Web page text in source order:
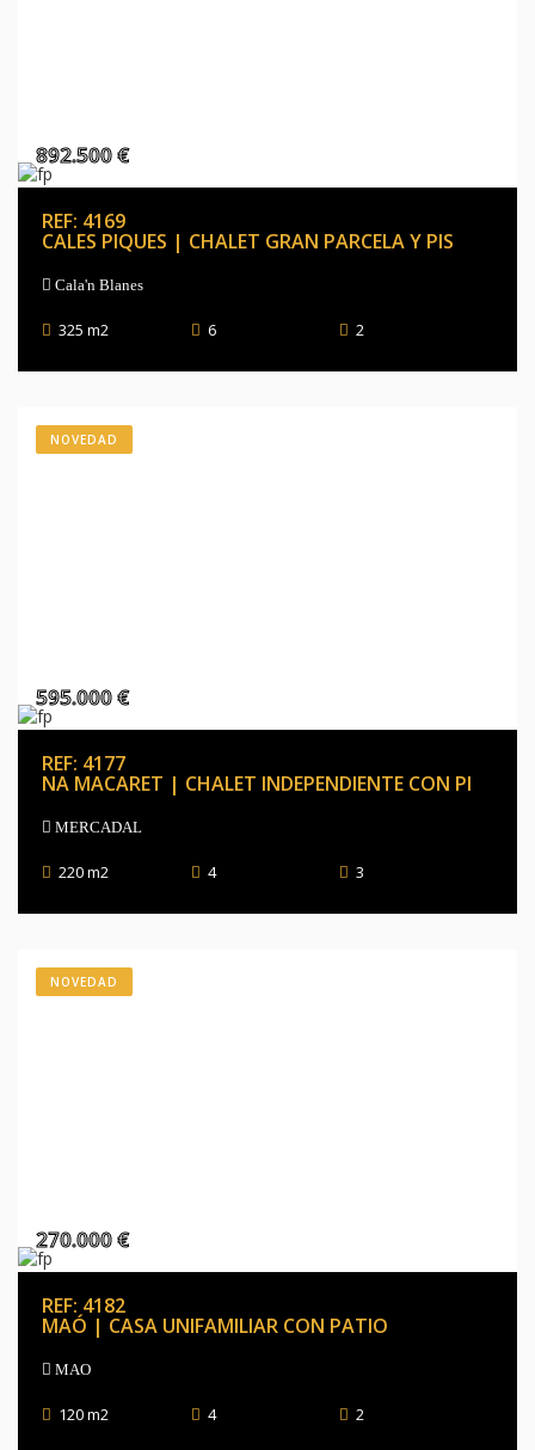
892.500 €
REF: 4169
CALES PIQUES | CHALET GRAN PARCELA Y PIS
Cala'n Blanes
325 m2 6 2
NOVEDAD
595.000 €
REF: 4177
NA MACARET | CHALET INDEPENDIENTE CON PI
MERCADAL
220 m2 4 3
NOVEDAD
270.000 €
REF: 4182
MAÓ | CASA UNIFAMILIAR CON PATIO
MAO
120 m2 4 2